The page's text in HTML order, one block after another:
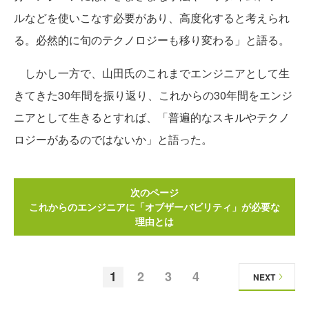
ルなどを使いこなす必要があり、高度化すると考えられ
る。必然的に旬のテクノロジーも移り変わる」と語る。
しかし一方で、山田氏のこれまでエンジニアとして生
きてきた30年間を振り返り、これからの30年間をエンジ
ニアとして生きるとすれば、「普遍的なスキルやテクノ
ロジーがあるのではないか」と語った。
次のページ
これからのエンジニアに「オブザーバビリティ」が必要な
理由とは
1 2 3 4 NEXT